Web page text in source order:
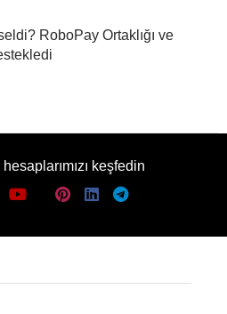
RoboPay Ortaklığı ve
keşfedin